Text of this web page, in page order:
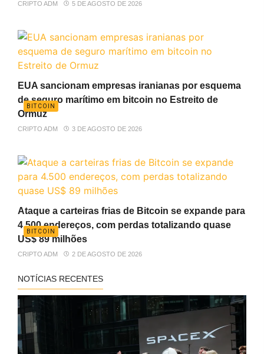
CRIPTO ADM 5 DE AGOSTO DE 2026
BITCOIN
EUA sancionam empresas iranianas por esquema
de seguro marítimo em bitcoin no Estreito de
Ormuz
CRIPTO ADM 3 DE AGOSTO DE 2026
BITCOIN
Ataque a carteiras frias de Bitcoin se expande para
4.500 endereços, com perdas totalizando quase
US$ 89 milhões
CRIPTO ADM 2 DE AGOSTO DE 2026
NOTÍCIAS RECENTES